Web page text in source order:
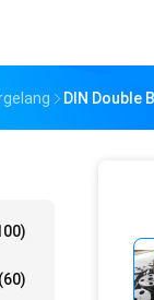
DIN Double
(60)